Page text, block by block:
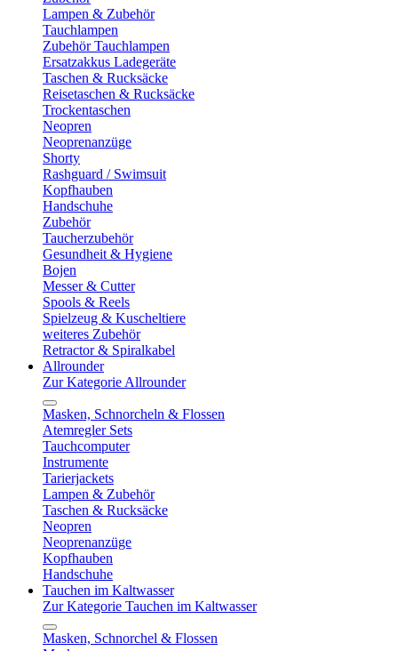
Lampen & Zubehör
Tauchlampen
Zubehör Tauchlampen
Ersatzakkus Ladegeräte
Taschen & Rucksäcke
Reisetaschen & Rucksäcke
Trockentaschen
Neopren
Neoprenanzüge
Shorty
Rashguard / Swimsuit
Kopfhauben
Handschuhe
Zubehör
Taucherzubehör
Gesundheit & Hygiene
Bojen
Messer & Cutter
Spools & Reels
Spielzeug & Kuscheltiere
weiteres Zubehör
Retractor & Spiralkabel
Allrounder
Zur Kategorie Allrounder
Masken, Schnorcheln & Flossen
Atemregler Sets
Tauchcomputer
Instrumente
Tarierjackets
Lampen & Zubehör
Taschen & Rucksäcke
Neopren
Neoprenanzüge
Kopfhauben
Handschuhe
Tauchen im Kaltwasser
Zur Kategorie Tauchen im Kaltwasser
Masken, Schnorchel & Flossen